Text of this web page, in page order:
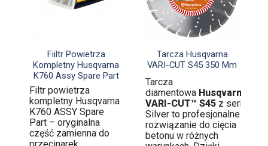
Szybki podgląd
Fiiltr Powietrza
Kompletny Husqvarna
K760 Assy Spare Part
Filtr powietrza
kompletny Husqvarna
K760 ASSY Spare
Part – oryginalna
część zamienna do
Szybki podgląd
Tarcza Husqvarna
VARI-CUT S45 350 Mm
Tarcza
diamentowa Husqvarna
VARI-CUT™ S45z serii
Silver to profesjonalne
rozwiązanie do cięcia
betonu w różnych